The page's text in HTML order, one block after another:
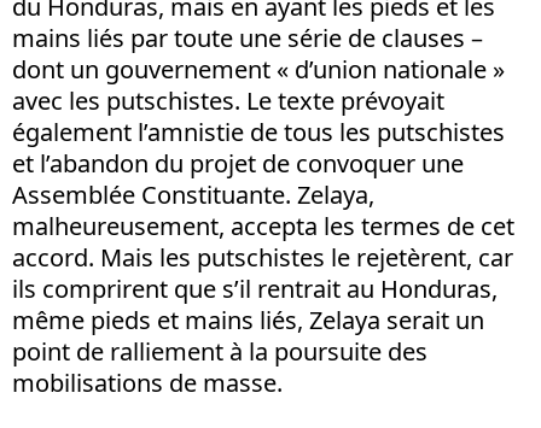
du Honduras, mais en ayant les pieds et les
mains liés par toute une série de clauses –
dont un gouvernement « d’union nationale »
avec les putschistes. Le texte prévoyait
également l’amnistie de tous les putschistes
et l’abandon du projet de convoquer une
Assemblée Constituante. Zelaya,
malheureusement, accepta les termes de cet
accord. Mais les putschistes le rejetèrent, car
ils comprirent que s’il rentrait au Honduras,
même pieds et mains liés, Zelaya serait un
point de ralliement à la poursuite des
mobilisations de masse.